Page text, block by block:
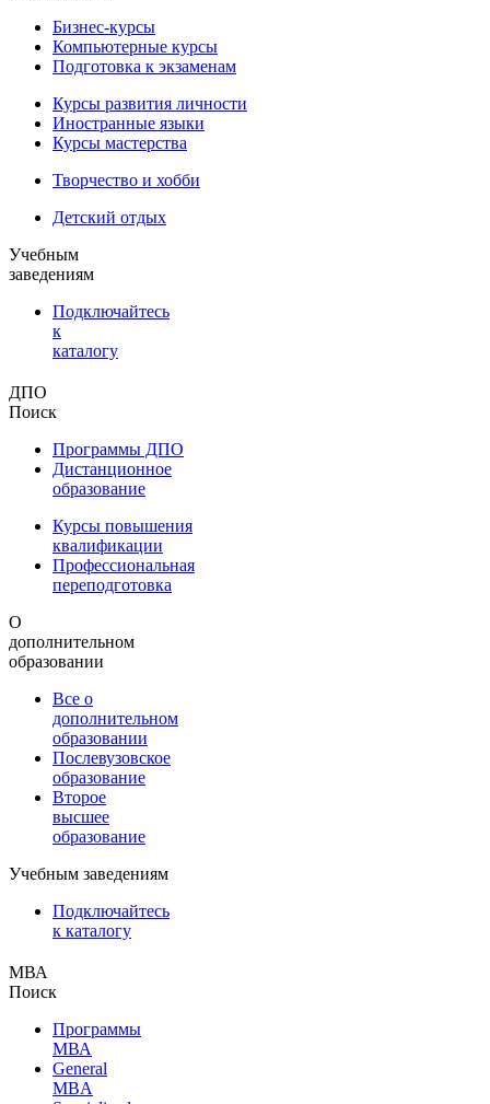
Бизнес-курсы
Компьютерные курсы
Подготовка к экзаменам
Курсы развития личности
Иностранные языки
Курсы мастерства
Творчество и хобби
Детский отдых
Учебным
заведениям
Подключайтесь
к
каталогу
ДПО
Поиск
Программы ДПО
Дистанционное
образование
Курсы повышения
квалификации
Профессиональная
переподготовка
О
дополнительном
образовании
Все о
дополнительном
образовании
Послевузовское
образование
Второе
высшее
образование
Учебным заведениям
Подключайтесь
к каталогу
МВА
Поиск
Программы
МВА
General
MBA